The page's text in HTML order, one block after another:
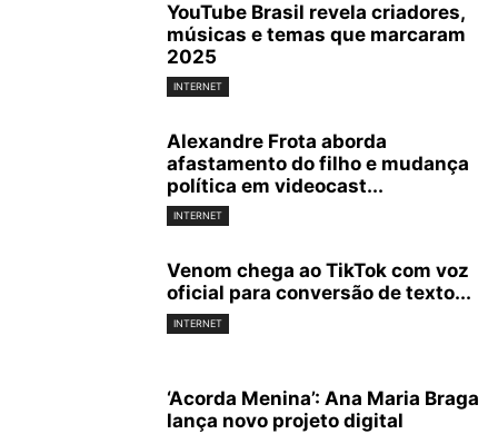
YouTube Brasil revela criadores,
músicas e temas que marcaram
2025
INTERNET
Alexandre Frota aborda
afastamento do filho e mudança
política em videocast...
INTERNET
Venom chega ao TikTok com voz
oficial para conversão de texto...
INTERNET
‘Acorda Menina’: Ana Maria Braga
lança novo projeto digital